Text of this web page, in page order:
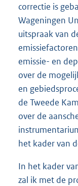
correctie is
Wageningen
uitspraak van
emissie- en
over de
en
de Tweede
over de
het kader van
In het kader
zal ik met de